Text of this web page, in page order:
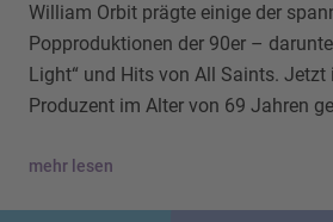
William Orbit prägte einige der
Popproduktionen der 90er –
Light“ und Hits von All Saints.
Produzent im Alter von 69 Jahren
mehr lesen